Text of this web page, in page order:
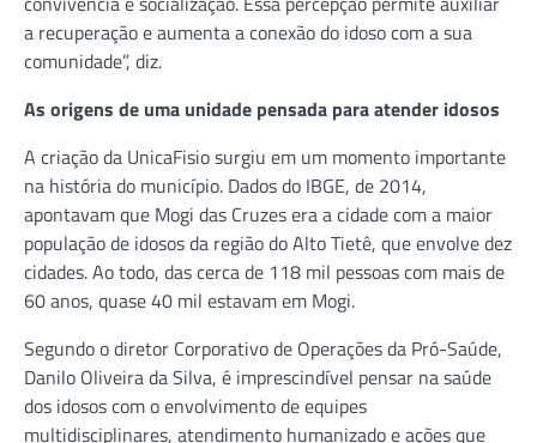
a recuperação e aumenta a conexão do idoso com a sua
comunidade”, diz.
As origens de uma unidade pensada para atender idosos
A criação da UnicaFisio surgiu em um momento importante
na história do município. Dados do IBGE, de 2014,
apontavam que Mogi das Cruzes era a cidade com a maior
população de idosos da região do Alto Tietê, que envolve dez
cidades. Ao todo, das cerca de 118 mil pessoas com mais de
60 anos, quase 40 mil estavam em Mogi.
Segundo o diretor Corporativo de Operações da Pró-Saúde,
Danilo Oliveira da Silva, é imprescindível pensar na saúde
dos idosos com o envolvimento de equipes
multidisciplinares, atendimento humanizado e ações que